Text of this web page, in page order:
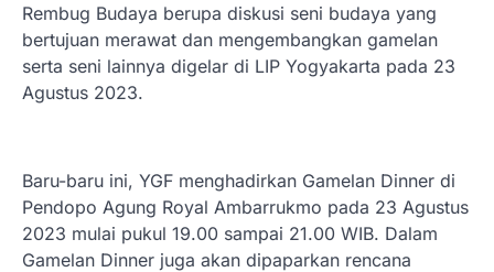
Rembug Budaya berupa diskusi seni budaya yang
bertujuan merawat dan mengembangkan gamelan
serta seni lainnya digelar di LIP Yogyakarta pada 23
Agustus 2023.
Baru-baru ini, YGF menghadirkan Gamelan Dinner di
Pendopo Agung Royal Ambarrukmo pada 23 Agustus
2023 mulai pukul 19.00 sampai 21.00 WIB. Dalam
Gamelan Dinner juga akan dipaparkan rencana